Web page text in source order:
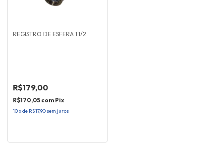
REGISTRO DE ESFERA 1.1/2
R$179,00
R$170,05 com Pix
10xde R$17,90 sem juros